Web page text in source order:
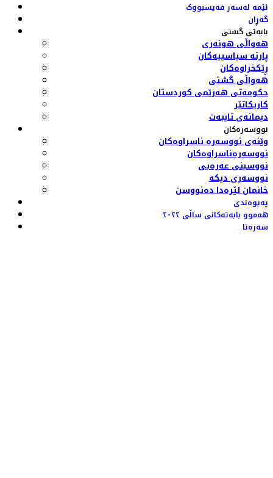
ئێمە لەسەر فەیسبووک
گەڕان
بابەتی گشتی
هەواڵی هونەری
پارتە سیاسییەکان
ڕێکخراوەکان
هەواڵی گشتی
حکومەتی هەرێمی کوردستان
کاریکاتێر
دیمانەی تایبەت
نووسەرەکان
وێنەی نووسەرە ناسراوەکان
نووسەرەناسراوەکان
نووسینی عەرەبی
نووسەری دیکە
خانمان لێرەدا دەنووسن
پەیوەندی
هەموو بابەتەکانی ساڵی ٢٠٢٢
سەرەتا